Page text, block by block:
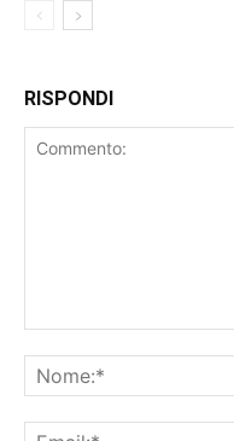
RISPONDI